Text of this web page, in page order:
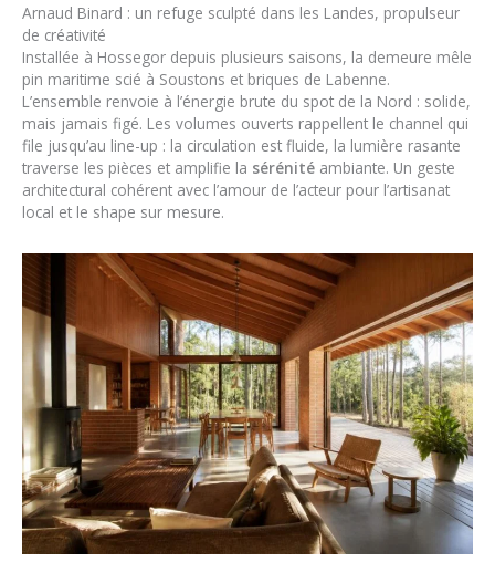
Arnaud Binard : un refuge sculpté dans les Landes, propulseur
de créativité
Installée à Hossegor depuis plusieurs saisons, la demeure mêle
pin maritime scié à Soustons et briques de Labenne.
L’ensemble renvoie à l’énergie brute du spot de la Nord : solide,
mais jamais figé. Les volumes ouverts rappellent le channel qui
file jusqu’au line-up : la circulation est fluide, la lumière rasante
traverse les pièces et amplifie la sérénité ambiante. Un geste
architectural cohérent avec l’amour de l’acteur pour l’artisanat
local et le shape sur mesure.